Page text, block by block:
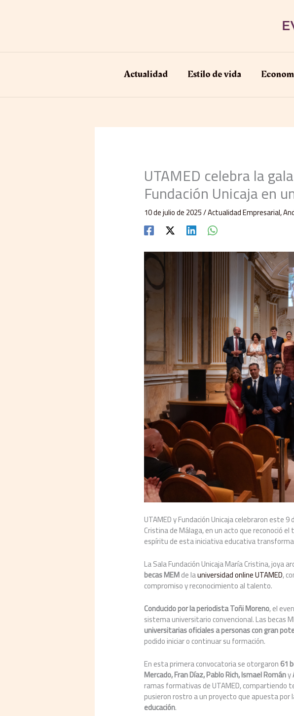
Actualidad Estilo de vida
UTAMED celebra la
Fundación Unicaja en
10 de julio de 2025/Actualidad Empresarial,
UTAMED y Fundación Unicaja celebraron este
Cristina de Málaga, en un acto que reconoció
espíritu de esta iniciativa educativa
La Sala Fundación Unicaja María Cristina, joya
becas MEMde launiversidad online UTAMED,
compromiso y reconocimiento al talento.
Conducido por la periodista Toñi Moreno, el
sistema universitario convencional. Las becas
universitarias oficiales a personas con gran
podido iniciar o continuar su formación.
En esta primera convocatoria se otorgaron61
Mercado, Fran Díaz, Pablo Rich, Ismael Romány
ramas formativas de UTAMED, compartiendo
pusieron rostro a un proyecto que apuesta por
educación.